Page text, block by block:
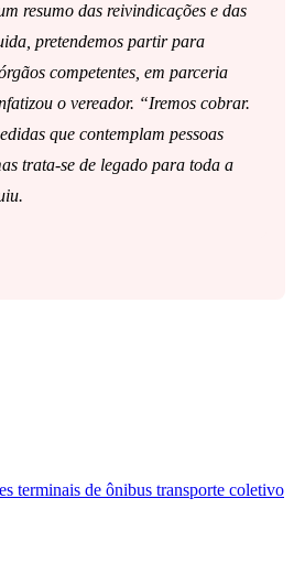
resumo das reivindicações e das
pretendemos partir para
competentes, em parceria
o vereador. “Iremos cobrar.
que contemplam pessoas
trata-se de legado para toda a
terminais de ônibus transporte coletivo